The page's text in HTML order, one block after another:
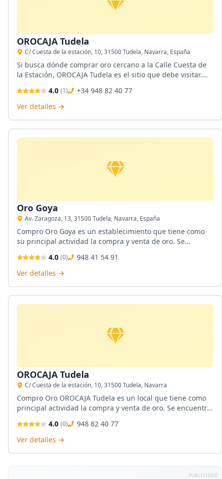
OROCAJA Tudela
C/ Cuesta de la estación, 10, 31500 Tudela, Navarra, España
Si busca dónde comprar oro cercano a la Calle Cuesta de
la Estación, OROCAJA Tudela es el sitio que debe visitar.
alta del precio del oro con presupuesto gratuito. Aquí se
puede vender o empeñar piezas de oro, y adquirir joyas y
4.0 (1)
+34 948 82 40 77
Ver detalles →
Oro Goya
Av. Zaragoza, 13, 31500 Tudela, Navarra, España
Compro Oro Goya es un establecimiento que tiene como
su principal actividad la compra y venta de oro. Se
cualificado capaz de dar una atención cordial y
personalizada a los visitantes. Servicio de tasación y
4.0 (0)
948 41 54 91
Ver detalles →
OROCAJA Tudela
C/ Cuesta de la estación, 10, 31500 Tudela, Navarra
Compro Oro OROCAJA Tudela es un local que tiene como
principal actividad la compra y venta de oro. Se encuentra
OROCAJA la cual posee una gran cantidad de tiendas a lo
largo y ancho del territorio nacional. Servicios principales
4.0 (0)
948 82 40 77
Ver detalles →
PUBLICIDAD